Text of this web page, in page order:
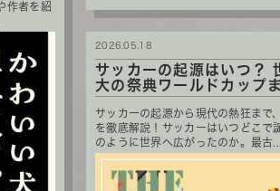
作者を紹
サッカーの起源はいつ？
大の祭典ワールドカップ
サッカーの起源から現代の熱狂まで
を徹底解説！サッカーはいつどこで
のように世界へ広がったのか。最古...
2026.05.18